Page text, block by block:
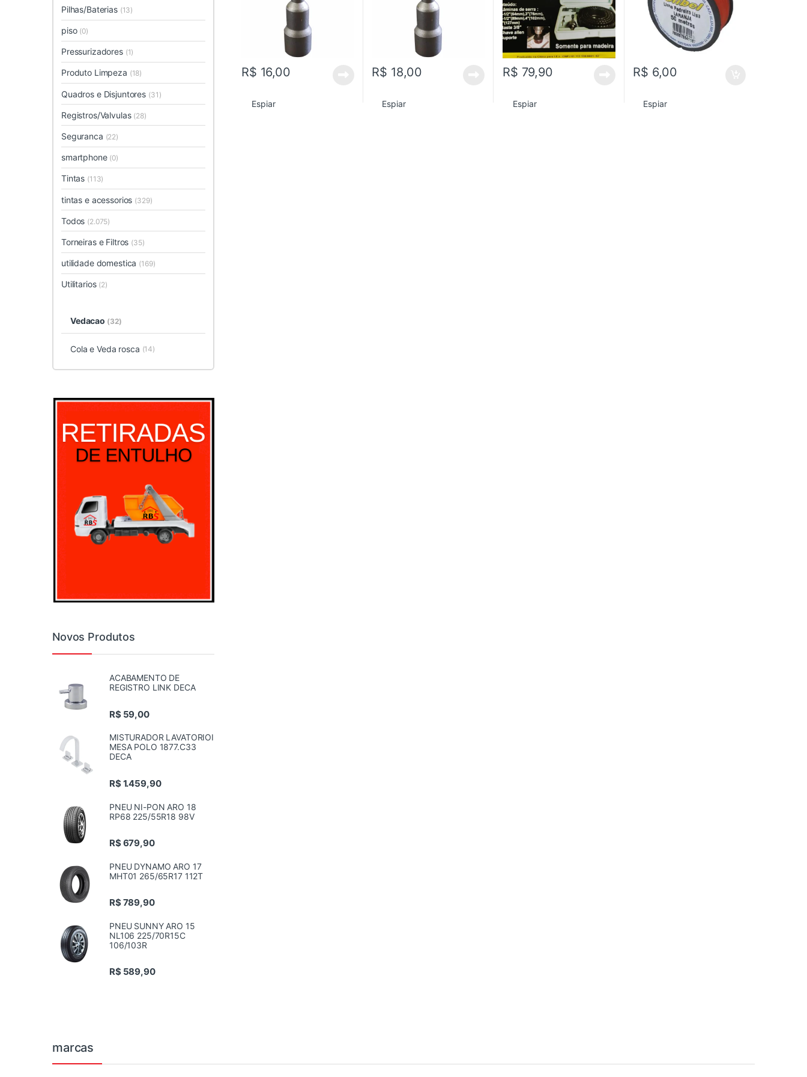
R$ 16,00
Espiar
R$ 18,00
Espiar
R$ 79,90
Espiar
R$ 6,00
Espiar
Pilhas/Baterias (13)
piso (0)
Pressurizadores (1)
Produto Limpeza (18)
Quadros e Disjuntores (31)
Registros/Valvulas (28)
Seguranca (22)
smartphone (0)
Tintas (113)
tintas e acessorios (329)
Todos (2.075)
Torneiras e Filtros (35)
utilidade domestica (169)
Utilitarios (2)
Vedacao (32)
Cola e Veda rosca (14)
Novos Produtos
ACABAMENTO DE
REGISTRO LINK DECA
R$59,00
MISTURADOR LAVATORIOI
MESA POLO 1877.C33
DECA
R$1.459,90
PNEU NI-PON ARO 18
RP68 225/55R18 98V
R$679,90
PNEU DYNAMO ARO 17
MHT01 265/65R17 112T
R$789,90
PNEU SUNNY ARO 15
NL106 225/70R15C
106/103R
R$589,90
marcas